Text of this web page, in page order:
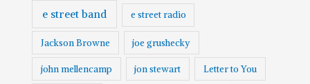
e street band e street radio
Jackson Browne joe grushecky
john mellencamp jon stewart Letter to You